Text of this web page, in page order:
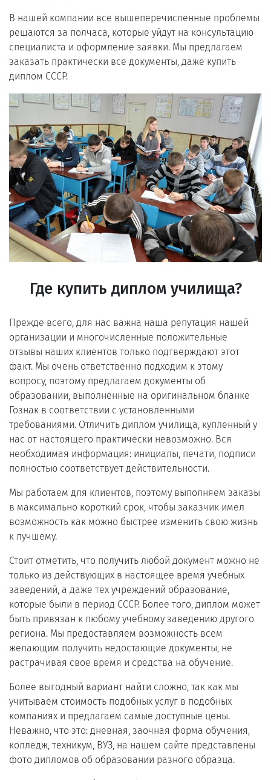
В нашей компании все вышеперечисленные проблемы
решаются за полчаса, которые уйдут на консультацию
специалиста и оформление заявки. Мы предлагаем
заказать практически все документы, даже купить
диплом СССР.
Где купить диплом училища?
Прежде всего, для нас важна наша репутация нашей
организации и многочисленные положительные
отзывы наших клиентов только подтверждают этот
факт. Мы очень ответственно подходим к этому
вопросу, поэтому предлагаем документы об
образовании, выполненные на оригинальном бланке
Гознак в соответствии с установленными
требованиями. Отличить диплом училища, купленный у
нас от настоящего практически невозможно. Вся
необходимая информация: инициалы, печати, подписи
полностью соответствует действительности.
Мы работаем для клиентов, поэтому выполняем заказы
в максимально короткий срок, чтобы заказчик имел
возможность как можно быстрее изменить свою жизнь
к лучшему.
Стоит отметить, что получить любой документ можно не
только из действующих в настоящее время учебных
заведений, а даже тех учреждений образование,
которые были в период СССР. Более того, диплом может
быть привязан к любому учебному заведению другого
региона. Мы предоставляем возможность всем
желающим получить недостающие документы, не
растрачивая свое время и средства на обучение.
Более выгодный вариант найти сложно, так как мы
учитываем стоимость подобных услуг в подобных
компаниях и предлагаем самые доступные цены.
Неважно, что это: дневная, заочная форма обучения,
колледж, техникум, ВУЗ, на нашем сайте представлены
фото дипломов об образовании разного образца.